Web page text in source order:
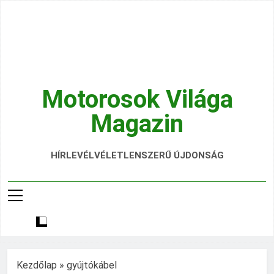
Motorosok Világa
Magazin
Hírek, Tesztek, Élmények Egy Helyen!
HÍRLEVÉLVÉLETLENSZERŰ ÚJDONSÁG
Kezdőlap » gyújtókábel